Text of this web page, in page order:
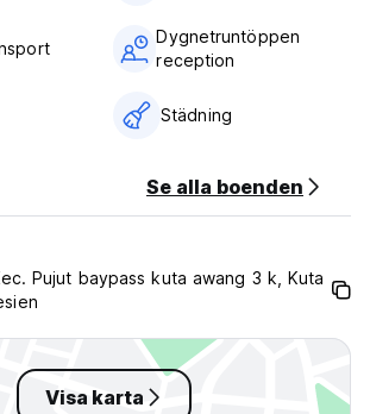
Dygnetruntöppen
reception
Städning
Se alla boenden
Pujut baypass kuta awang 3 k, Kuta
Visa karta